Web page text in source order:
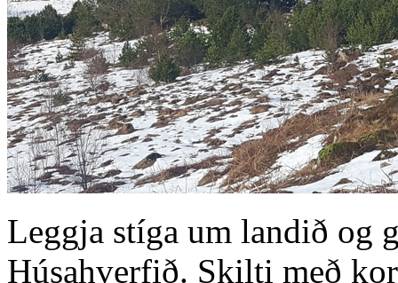
Leggja stíga um landið og
Húsahverfið. Skilti með